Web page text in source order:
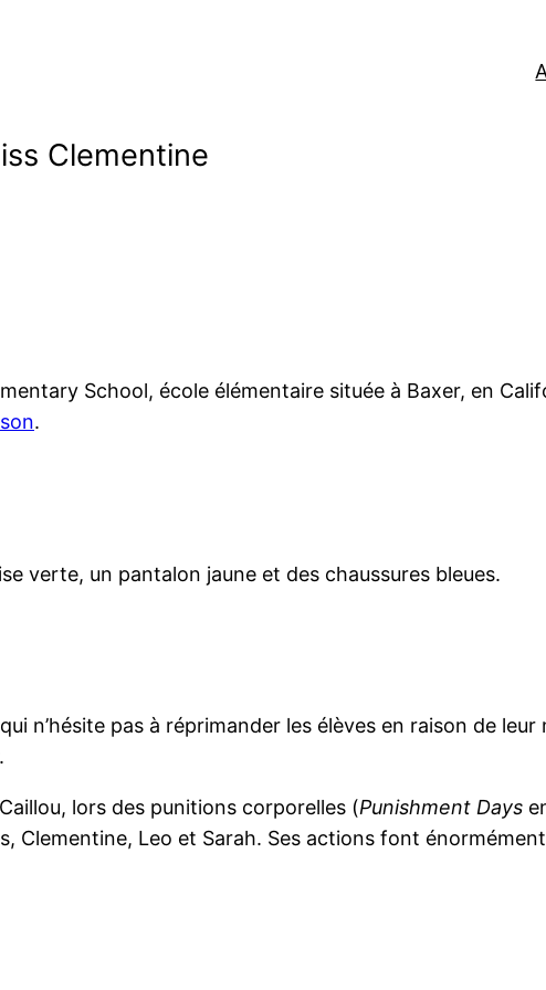
Clementine
School, école élémentaire située à Baxer, en
.
verte, un pantalon jaune et des chaussures bleues.
n’hésite pas à réprimander les élèves en raison de
lors des punitions corporelles (Punishment Days
Clementine, Leo et Sarah. Ses actions font